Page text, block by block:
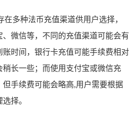
在多种法币充值渠道供用户选择，
微信等，不同的充值渠道可能会有
时间，银行卡充值可能手续费相对
长一些；而使用支付宝或微信充
手续费可能会略高,用户需要根据
择。